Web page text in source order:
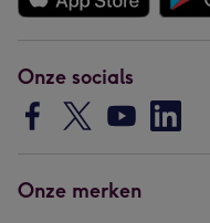
Onze socials
Onze merken